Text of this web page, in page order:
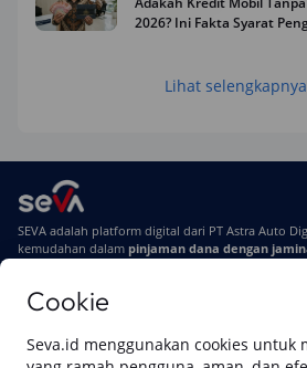
Cookie
Seva.id menggunakan cookies untuk
2026? Ini Fakta Syarat
Keuangan
Terpercaya
Telat Bayar Pinjol 2 Hari,
Masuk BI Checking?
Lihat selengkapnya
SEVA adalah platform digital dari PT Astra Auto
kemudahan dalam pinjaman dana dengan
Di SEVA, BPKB mobilmu #BisaJadiDuit
Tentang SEVASyarat & Ketentuan
Pemberitahuan Privasi